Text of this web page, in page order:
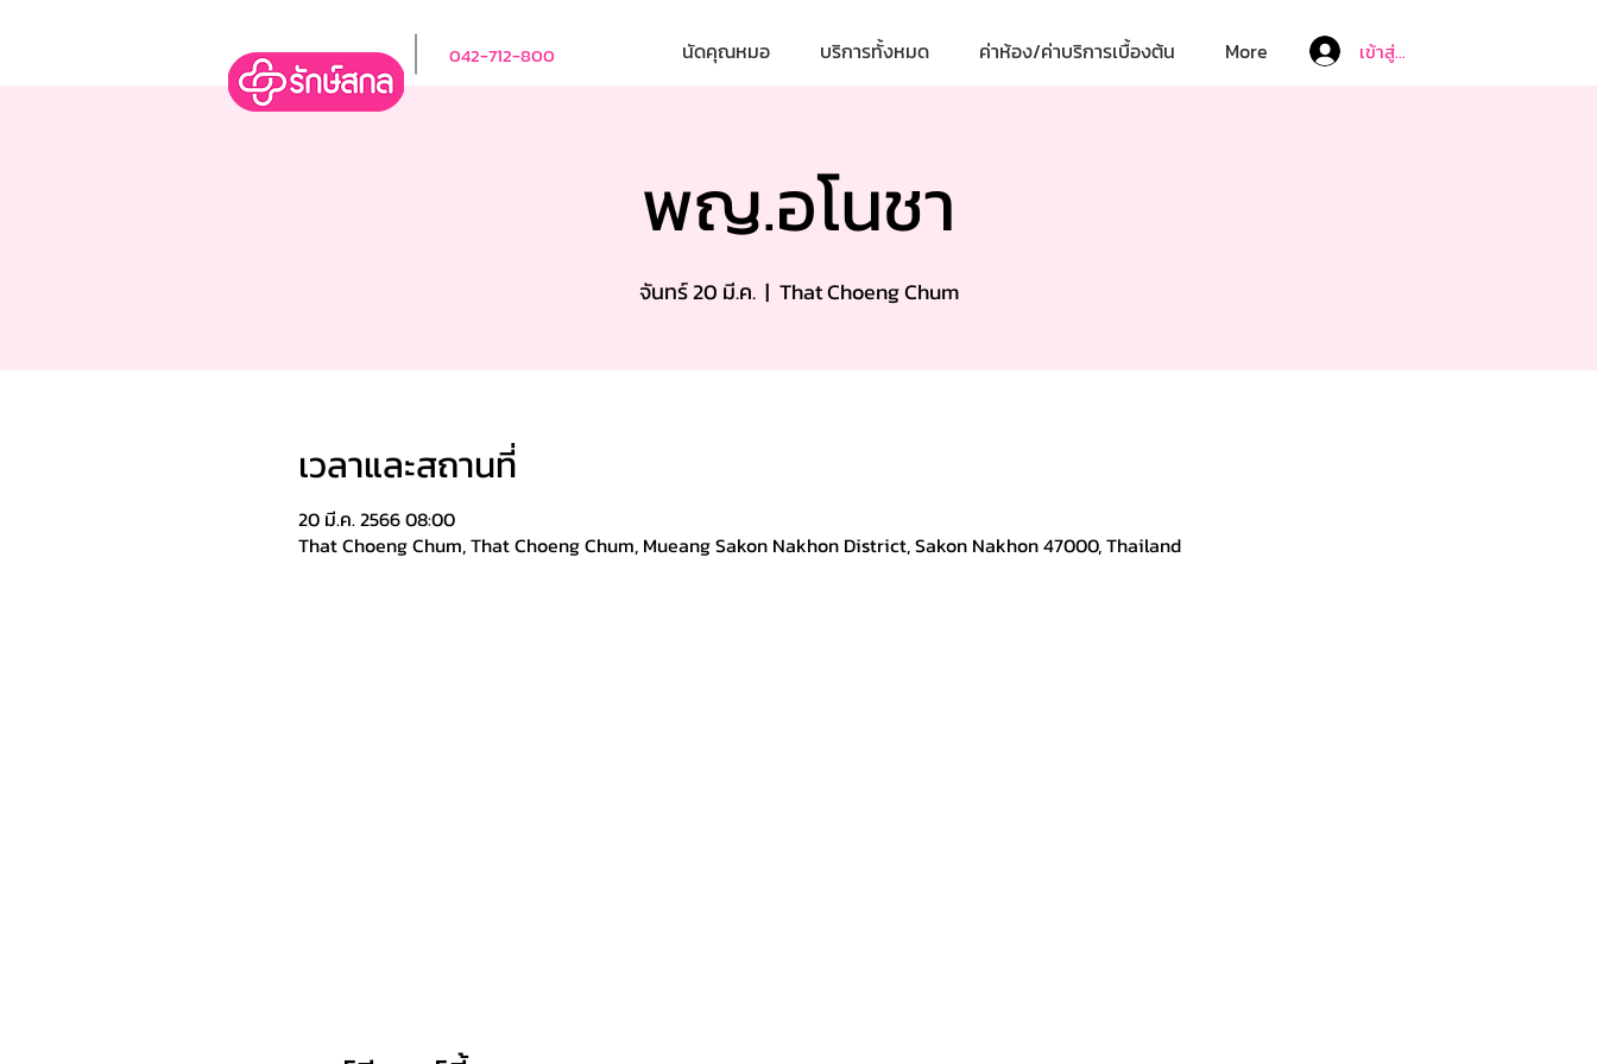
042-712-800 นัดคุณหมอ บริการทั้งหมด ค่าห้อง/ค่าบริการเบื้องต้น More เข้าสู่ระบบ
พญ.อโนชา
จันทร์ 20 มี.ค.
  |
That Choeng Chum
เวลาและสถานที่
20 มี.ค. 2566 08:00
That Choeng Chum, That Choeng Chum, Mueang Sakon Nakhon District, Sakon Nakhon 47000, Thailand